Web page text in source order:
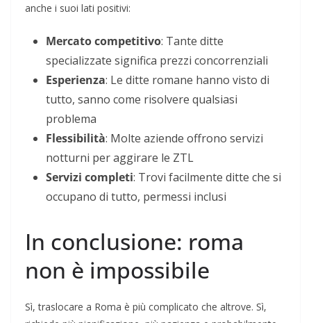
anche i suoi lati positivi:
Mercato competitivo: Tante ditte
specializzate significa prezzi concorrenziali
Esperienza: Le ditte romane hanno visto di
tutto, sanno come risolvere qualsiasi
problema
Flessibilità: Molte aziende offrono servizi
notturni per aggirare le ZTL
Servizi completi: Trovi facilmente ditte che si
occupano di tutto, permessi inclusi
In conclusione: roma
non è impossibile
Sì, traslocare a Roma è più complicato che altrove. Sì,